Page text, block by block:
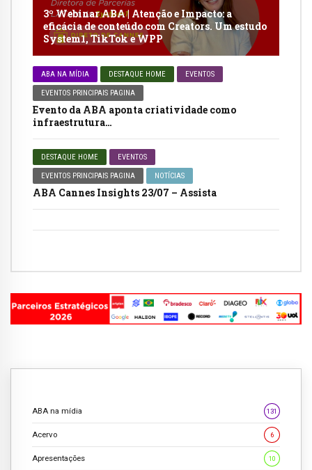
3º Webinar ABA | Atenção e Impacto: a
eficácia de conteúdo com Creators. Um estudo
System1, TikTok e WPP
ABA NA MÍDIA DESTAQUE HOME EVENTOS
EVENTOS PRINCIPAIS PAGINA
Evento da ABA aponta criatividade como
infraestrutura…
DESTAQUE HOME EVENTOS
EVENTOS PRINCIPAIS PAGINA NOTÍCIAS
ABA Cannes Insights 23/07 – Assista
ABA na mídia 131
Acervo 6
Apresentações 10